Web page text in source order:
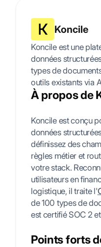
Koncile
Koncile est une
données
types de
outils existants via
À propos de
Koncile est conçu
données
définissez des
règles métier et
votre stack.
utilisateurs en
logistique, il traite l'
de 100 types de
est certifié SOC 2
Points forts